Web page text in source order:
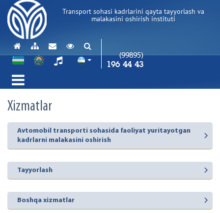
Transport sohasi kadrlarini qayta tayyorlash va
malakasini oshirish instituti
(99895)
196 44 43
Xizmatlar
Avtomobil transporti sohasida faoliyat yuritayotgan
kadrlarni malakasini oshirish
Tayyorlash
Boshqa xizmatlar